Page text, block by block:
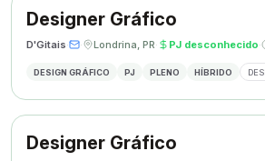
Designer Gráfico
D'Gitais· · Londrina, PR· PJ desconhecido·
DESIGN GRÁFICO PJ PLENO HÍBRIDO
Designer Gráfico